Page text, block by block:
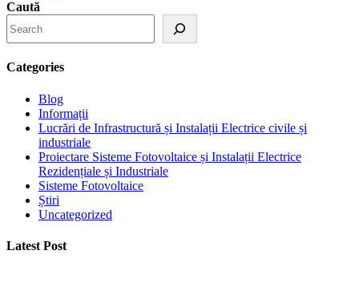
Caută
Categories
Blog
Informații
Lucrări de Infrastructură și Instalații Electrice civile și
industriale
Proiectare Sisteme Fotovoltaice și Instalații Electrice
Rezidențiale și Industriale
Sisteme Fotovoltaice
Știri
Uncategorized
Latest Post